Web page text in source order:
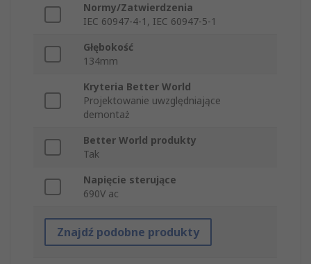
Normy/Zatwierdzenia
IEC 60947-4-1, IEC 60947-5-1
Głębokość
134mm
Kryteria Better World
Projektowanie uwzględniające
demontaż
Better World produkty
Tak
Napięcie sterujące
690V ac
Znajdź podobne produkty